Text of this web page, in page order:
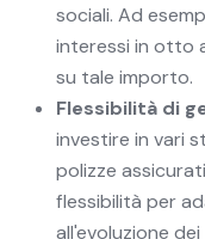
sociali. Ad
interessi in otto
su tale importo.
Flessibilità di
investire in vari
polizze
flessibilità per
all'evoluzione